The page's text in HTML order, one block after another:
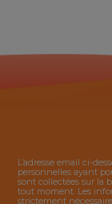
L’adresse email ci-
personnelles ayant
sont collectées sur la
tout moment. Les
strictement